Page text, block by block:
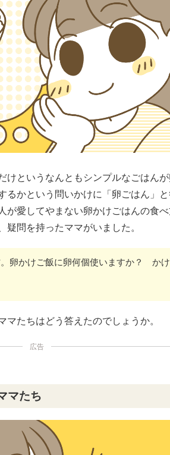
けというなんともシンプルなごはん
るかという問いかけに「卵ごはん」
が愛してやまない卵かけごはんの食
疑問を持ったママがいました。
。卵かけご飯に卵何個使いますか？ か
マたちはどう答えたのでしょうか。
広告
マたち